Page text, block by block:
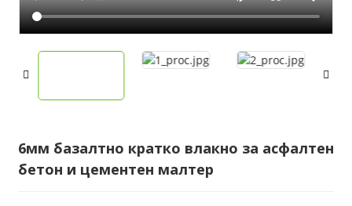
6мм базалтно кратко влакно за асфалтен
бетон и цементен малтер